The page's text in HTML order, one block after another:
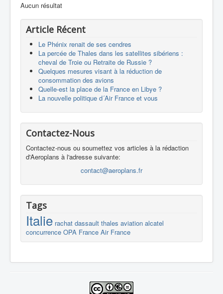
Europespace
Drones
Aucun résultat
Article Récent
Le Phénix renait de ses cendres
La percée de Thales dans les satellites sibériens :
cheval de Troie ou Retraite de Russie ?
Quelques mesures visant à la réduction de
consommation des avions
Quelle-est la place de la France en Libye ?
La nouvelle politique d´Air France et vous
Contactez-Nous
Contactez-nous ou soumettez vos articles à la rédaction
d'Aeroplans à l'adresse suivante:
contact@aeroplans.fr
Tags
Italie rachat dassault thales aviation alcatel
concurrence OPA France Air France